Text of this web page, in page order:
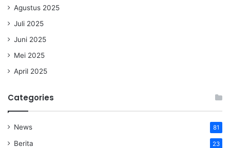
Agustus 2025
Juli 2025
Juni 2025
Mei 2025
April 2025
Categories
News 81
Berita 23